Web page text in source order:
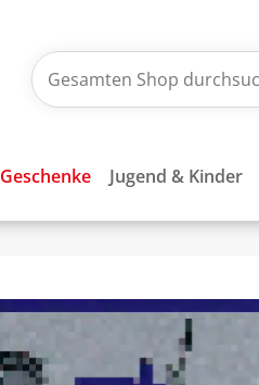
Geschenke Jugend & Kinder